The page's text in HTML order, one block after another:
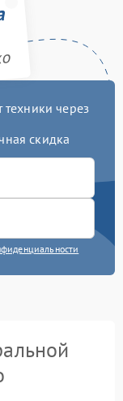
через
скидка